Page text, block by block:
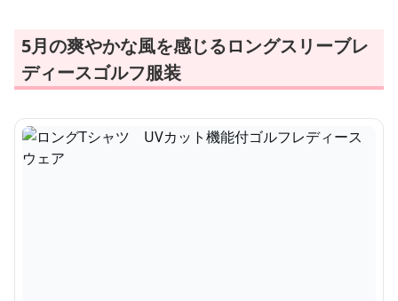
5月の爽やかな風を感じるロングスリーブレ
ディースゴルフ服装